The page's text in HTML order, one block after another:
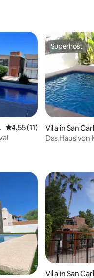
Durchschnittliche
4,55 (11)
Superhost
Superhost
Villa in San
mas
Das Haus
Villa in San